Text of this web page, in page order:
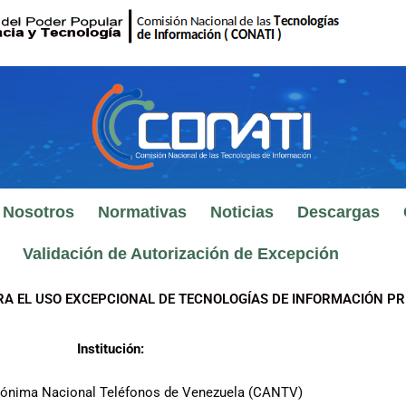
Normativas Noticias Descargas
Validación de Autorización de Excepción
EL USO EXCEPCIONAL DE TECNOLOGÍAS DE INFORMACIÓN
Institución:
Nacional Teléfonos de Venezuela (CANTV)